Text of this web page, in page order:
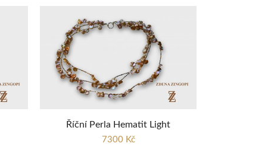
Říční Perla Hematit Light
7300 Kč